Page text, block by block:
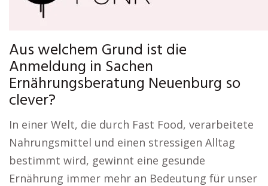
Aus welchem Grund ist die
Anmeldung in Sachen
Ernährungsberatung Neuenburg so
clever?
In einer Welt, die durch Fast Food, verarbeitete
Nahrungsmittel und einen stressigen Alltag
bestimmt wird, gewinnt eine gesunde
Ernährung immer mehr an Bedeutung für unser